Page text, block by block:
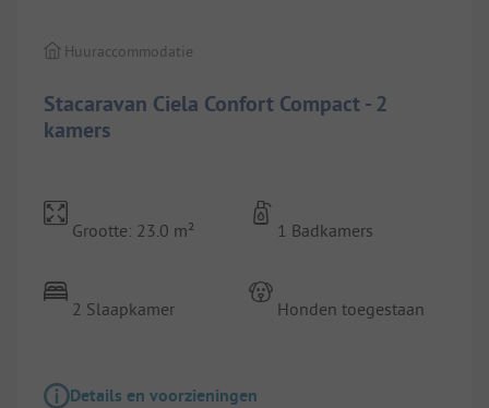
Stacaravan Ciela Confort Compact - 2
kamers
Huuraccommodatie
Grootte: 23.0 m²
2 Slaapkamer
1 Badkamers
Honden toegestaan
Details en voorzieningen